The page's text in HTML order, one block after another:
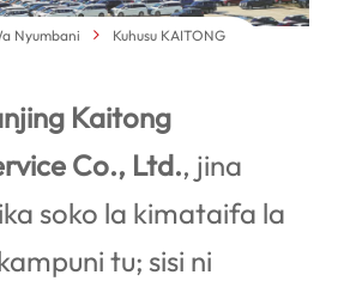
Nyumbani Kuhusu KAITONG
Kaitong
Co., Ltd., jina
soko la kimataifa la
tu; sisi ni